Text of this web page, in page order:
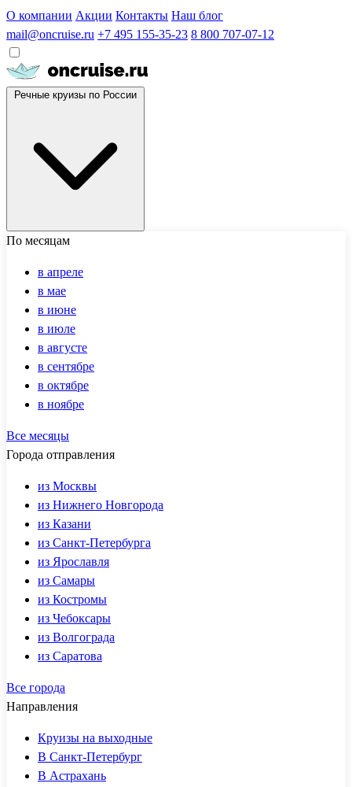
О компании Акции Контакты Наш блог
mail@oncruise.ru +7 495 155-35-23 8 800 707-07-12
По месяцам
в апреле
в мае
в июне
в июле
в августе
в сентябре
в октябре
в ноябре
Все месяцы
Города отправления
из Москвы
из Нижнего Новгорода
из Казани
из Санкт-Петербурга
из Ярославля
из Самары
из Костромы
из Чебоксары
из Волгограда
из Саратова
Все города
Направления
Круизы на выходные
В Санкт-Петербург
В Астрахань